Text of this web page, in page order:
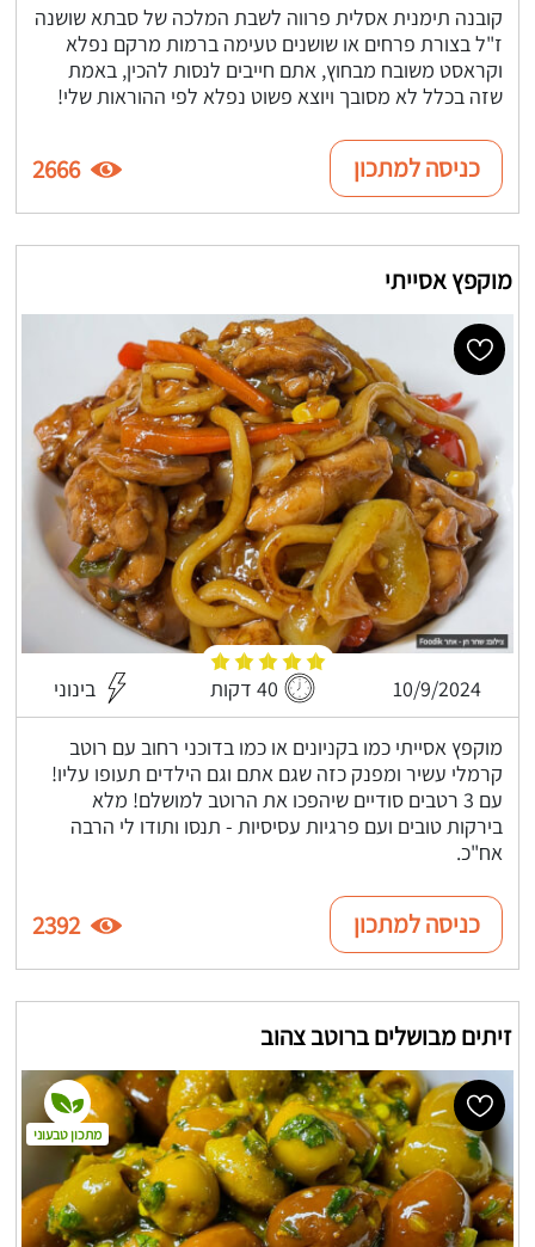
קובנה תימנית אסלית פרווה לשבת המלכה של סבתא שושנה
ז"ל בצורת פרחים או שושנים טעימה ברמות מרקם נפלא
וקראסט משובח מבחוץ, אתם חייבים לנסות להכין, באמת
שזה בכלל לא מסובך ויוצא פשוט נפלא לפי ההוראות שלי!
כניסה למתכון 2666
מוקפץ אסייתי
10/9/2024 40 דקות בינוני
מוקפץ אסייתי כמו בקניונים או כמו בדוכני רחוב עם רוטב
קרמלי עשיר ומפנק כזה שגם אתם וגם הילדים תעופו עליו!
עם 3 רטבים סודיים שיהפכו את הרוטב למושלם! מלא
בירקות טובים ועם פרגיות עסיסיות - תנסו ותודו לי הרבה
אח"כ.
כניסה למתכון 2392
זיתים מבושלים ברוטב צהוב
מתכון טבעוני